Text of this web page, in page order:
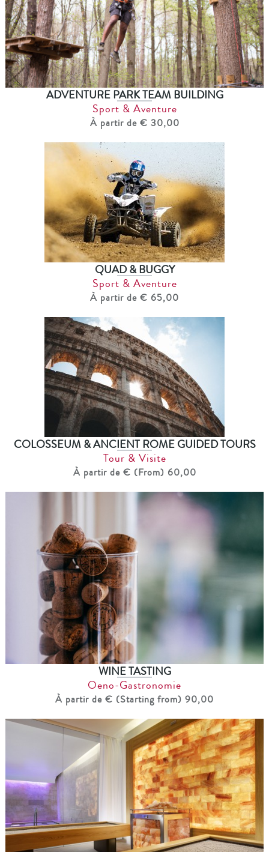
ADVENTURE PARK TEAM BUILDING
Sport & Aventure
À partir de € 30,00
QUAD & BUGGY
Sport & Aventure
À partir de € 65,00
COLOSSEUM & ANCIENT ROME GUIDED TOURS
Tour & Visite
À partir de € (From) 60,00
WINE TASTING
Oeno-Gastronomie
À partir de € (Starting from) 90,00